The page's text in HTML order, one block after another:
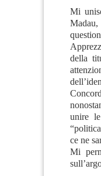
Mi
della
unire
ce ne
Mi